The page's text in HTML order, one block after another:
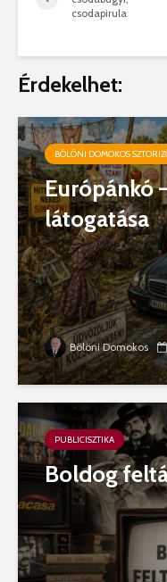
csodapirula
Érdekelhet:
BÖLÖNI DOMOKOS
Európánkó
látogatása
Bölöni Domokos
PUBLICISZTIKA
Boldog